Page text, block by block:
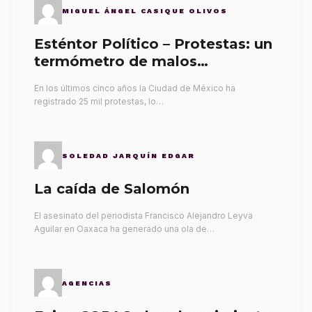
MIGUEL ÁNGEL CASIQUE OLIVOS
Esténtor Político – Protestas: un
termómetro de malos
En los últimos cinco años la Ciudad de México ha
registrado 25 mil protestas, lo…
SOLEDAD JARQUÍN EDGAR
La caída de Salomón
El asesinato del periodista Francisco Alejandro Leyva
Aguilar en Oaxaca ha generado una ola de…
AGENCIAS